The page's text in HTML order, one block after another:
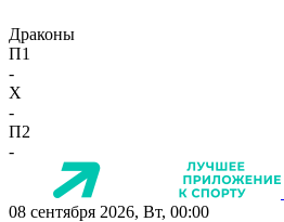
Драконы
П1
-
X
-
П2
-
08 сентября 2026, Вт, 00:00